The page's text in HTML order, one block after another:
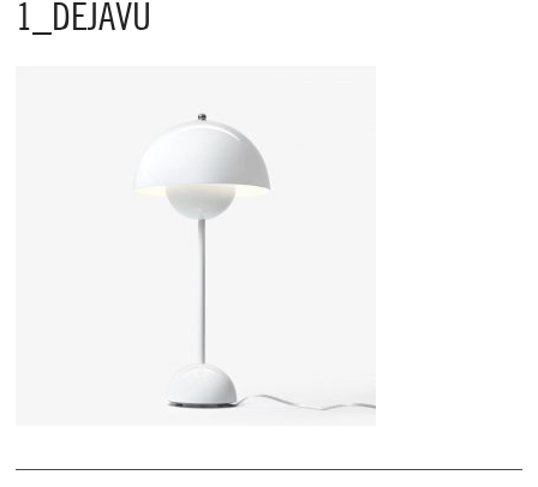
1_DEJAVU